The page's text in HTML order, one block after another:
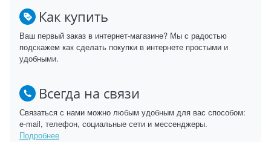
Как купить
Ваш первый заказ в интернет-магазине? Мы с радостью
подскажем как сделать покупки в интернете простыми и
удобными.
Всегда на связи
Связаться с нами можно любым удобным для вас способом:
e-mail, телефон, социальные сети и мессенджеры.
Подробнее